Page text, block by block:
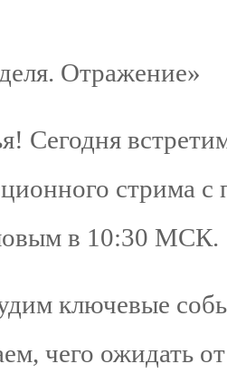
Отражение»
Сегодня
стрима
в 10:30 МСК.
ключевые
чего ожидать